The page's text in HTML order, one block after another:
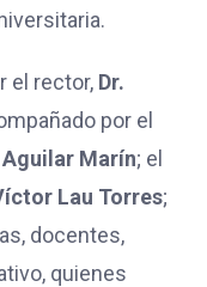
el rector, Dr.
por el
Aguilar Marín; el
Lau Torres;
docentes,
quienes